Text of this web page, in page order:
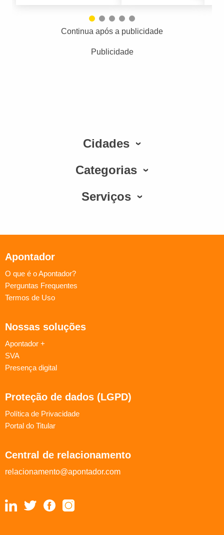
Continua após a publicidade
Publicidade
Cidades
Categorias
Serviços
Apontador
O que é o Apontador?
Perguntas Frequentes
Termos de Uso
Nossas soluções
Apontador +
SVA
Presença digital
Proteção de dados (LGPD)
Política de Privacidade
Portal do Titular
Central de relacionamento
relacionamento@apontador.com